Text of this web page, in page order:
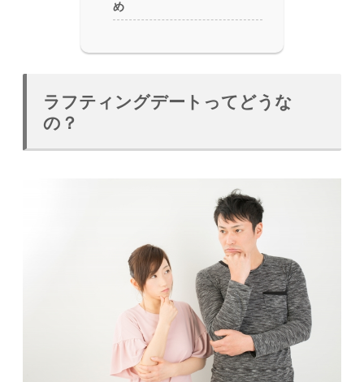
め
ラフティングデートってどうな
の？